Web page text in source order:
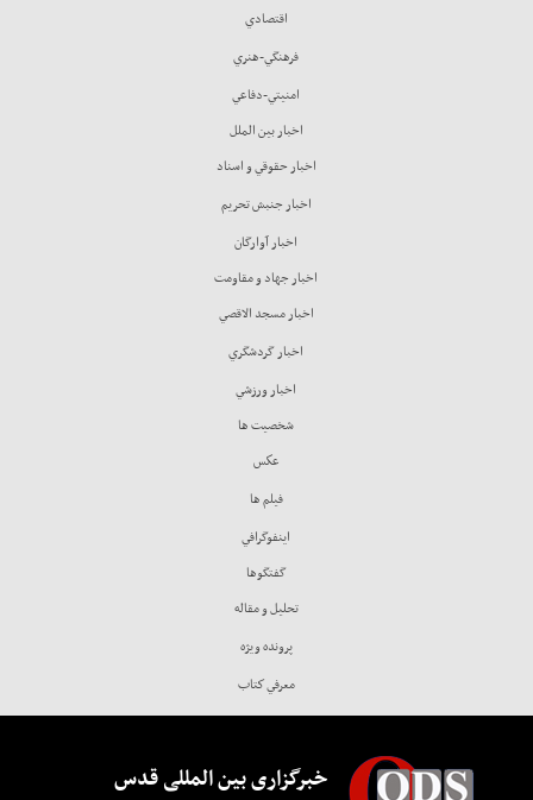
اقتصادي
فرهنگي-هنري
امنيتي-دفاعي
اخبار بين الملل
اخبار حقوقي و اسناد
اخبار جنبش تحريم
اخبار آوارگان
اخبار جهاد و مقاومت
اخبار مسجد الاقصي
اخبار گردشگري
اخبار ورزشي
شخصيت ها
عكس
فيلم ها
اينفوگرافي
گفتگوها
تحليل و مقاله
پرونده ويژه
معرفي كتاب
خبرگزاری بین المللی قدس